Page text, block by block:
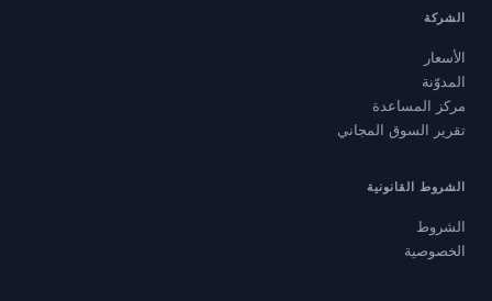
الشركة
الأسعار
المدوّنة
مركز المساعدة
تقرير السوق المجاني
الشروط القانونية
الشروط
الخصوصية